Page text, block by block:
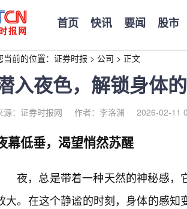
首页 快讯 要闻 股市
当前的位置： 证券时报 > 公司 > 正文
入夜色，解锁身体
源：证券时报网 作者：李洛渊 2026-02-11
幕低垂，渴望悄然苏醒
夜，总是带着一种天然的神秘感，
大。在这个静谧的时刻，身体的感